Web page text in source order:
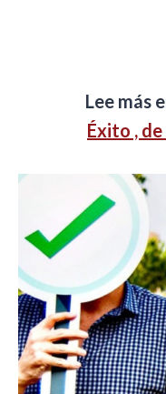
Lee más
Éxito ,